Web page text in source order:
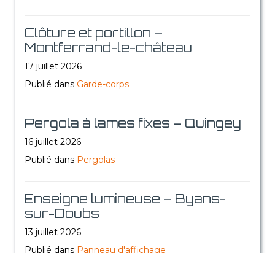
Clôture et portillon –
Montferrand-le-château
17 juillet 2026
Publié dans Garde-corps
Pergola à lames fixes – Quingey
16 juillet 2026
Publié dans Pergolas
Enseigne lumineuse – Byans-
sur-Doubs
13 juillet 2026
Publié dans Panneau d'affichage